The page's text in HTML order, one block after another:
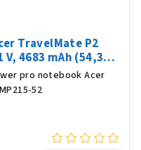
TravelMate P2
4683 mAh (54,36
pro notebook Acer
52